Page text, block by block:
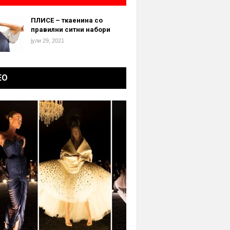
ПЛИСЕ – ткаенина со
правилни ситни набори
јули 29, 2021